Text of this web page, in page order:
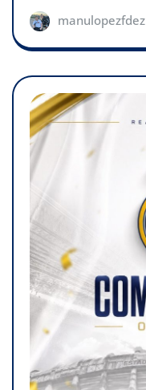
manulopezfdez